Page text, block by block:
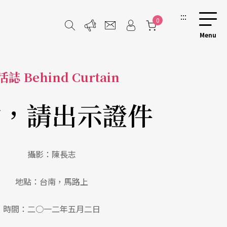
0 :::
誌 Behind Curtain
請出示證件
攝影：陳長志
地點：台南，馬路上
時間：二○一二年五月二日